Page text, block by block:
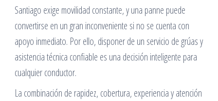
Santiago exige movilidad constante, y una panne puede
convertirse en un gran inconveniente si no se cuenta con
apoyo inmediato. Por ello, disponer de un servicio de grúas y
asistencia técnica confiable es una decisión inteligente para
cualquier conductor.
La combinación de rapidez, cobertura, experiencia y atención